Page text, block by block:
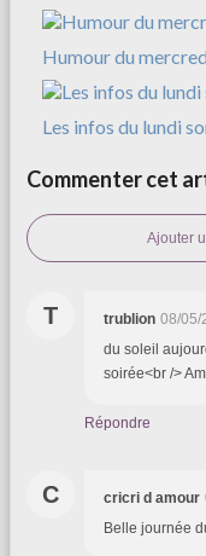
Humour du
Les infos du lundi
Commenter cet
Ajouter
T trublion 08/05/
du soleil
soirée<br />
Répondre
C cricri d amour
Belle journée